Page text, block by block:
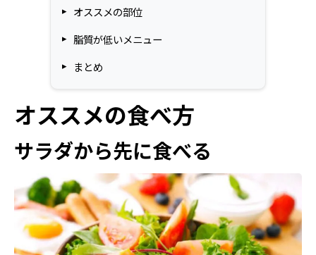
オススメの部位
脂質が低いメニュー
まとめ
オススメの食べ方
サラダから先に食べる